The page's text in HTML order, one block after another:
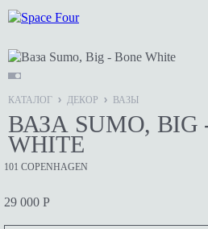
КАТАЛОГ ДЕКОР ВАЗЫ
ВАЗА SUMO, BIG
WHITE
101 COPENHAGEN
29 000 Р